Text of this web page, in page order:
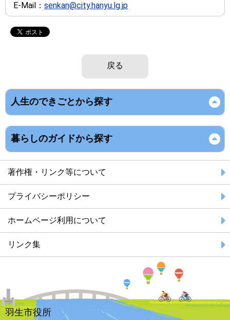
E-Mail： senkan@city.hanyu.lg.jp
戻る
人生のできごとから探す
暮らしのガイドから探す
著作権・リンク等について
プライバシーポリシー
ホームページ利用について
リンク集
羽生市役所